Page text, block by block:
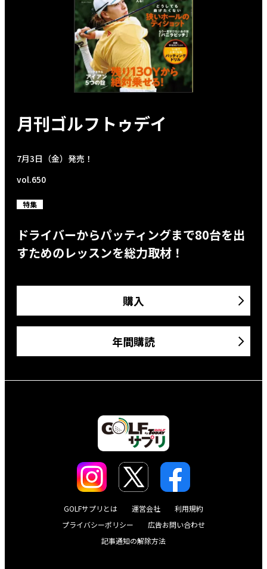
月刊ゴルフトゥデイ
7月3日（金）発売！
vol.650
特集
ドライバーからパッティングまで80台を出
すためのレッスンを総力取材！
購入
年間購読
GOLFサプリとは 運営会社
利用規約
プライバシーポリシー
広告お問い合わせ
記事通知の解除方法